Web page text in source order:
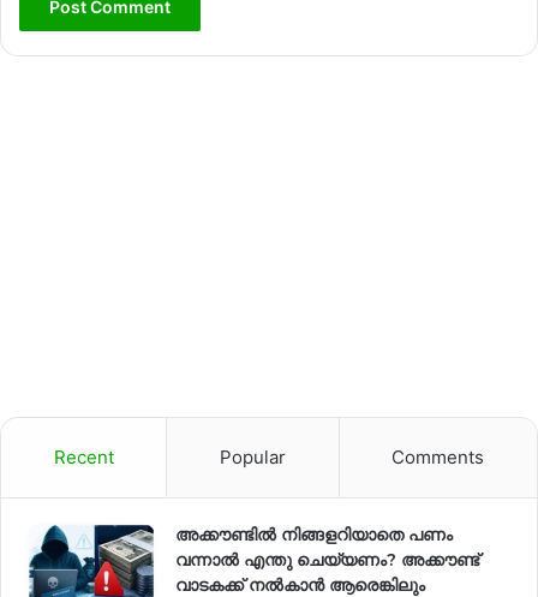
Recent Popular Comments
അക്കൗണ്ടില്‍ നിങ്ങളറിയാതെ പണം
വന്നാല്‍ എന്തു ചെയ്യണം? അക്കൗണ്ട്
വാടകക്ക് നല്‍കാന്‍ ആരെങ്കിലും